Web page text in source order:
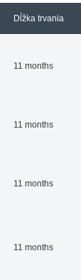
Dĺžka trvania
11 months
11 months
11 months
11 months